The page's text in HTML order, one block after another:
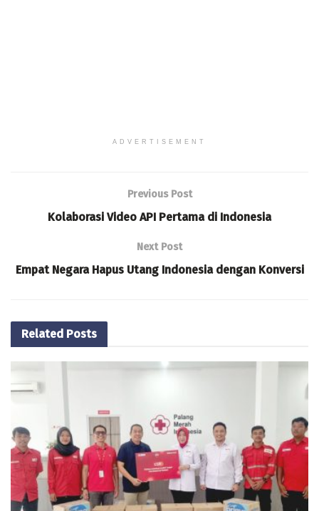
ADVERTISEMENT
Previous Post
Kolaborasi Video API Pertama di Indonesia
Next Post
Empat Negara Hapus Utang Indonesia dengan Konversi
Related Posts